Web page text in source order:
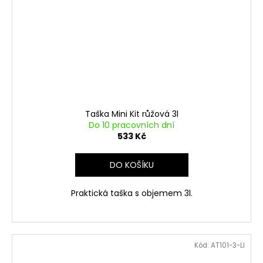
Taška Mini Kit růžová 3l
Do 10 pracovních dní
533 Kč
DO KOŠÍKU
Praktická taška s objemem 3l.
Kód: AT101-3-LI